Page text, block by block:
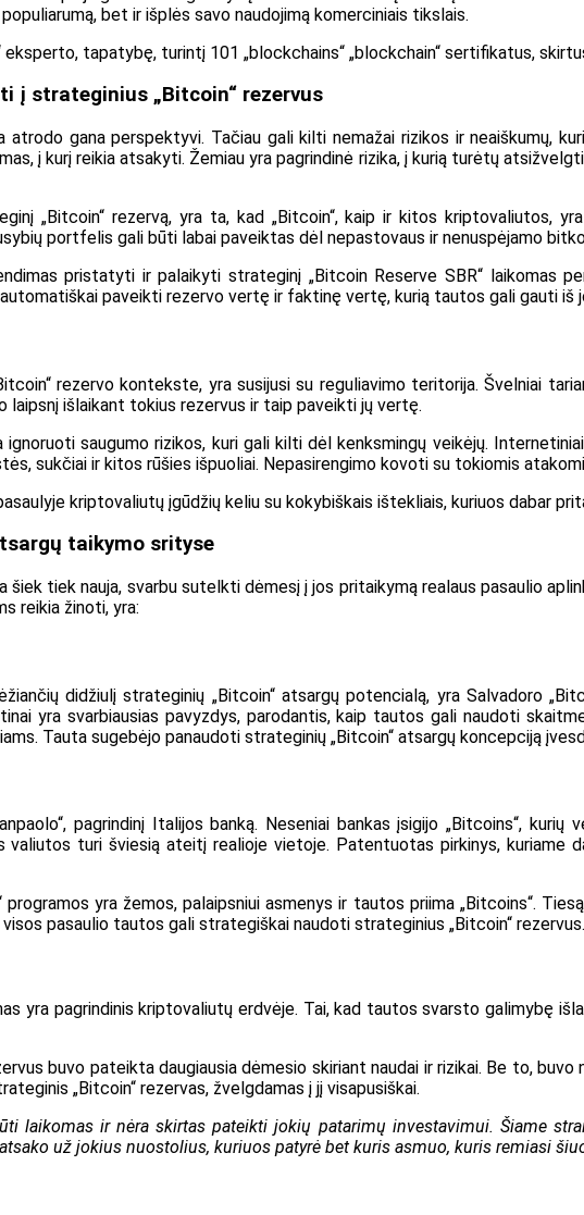
bet ir išplės savo naudojimą komerciniais tikslais.
tapatybę, turintį 101 „blockchains“ „blockchain“ sertifikatus,
į strateginius „Bitcoin“ rezervus
atrodo gana perspektyvi. Tačiau gali kilti nemažai rizikos ir neaiškumų,
į kurį reikia atsakyti. Žemiau yra pagrindinė rizika, į kurią turėtų
„Bitcoin“ rezervą, yra ta, kad „Bitcoin“, kaip ir kitos kriptovaliutos,
portfelis gali būti labai paveiktas dėl nepastovaus ir nenuspėjamo
pristatyti ir palaikyti strateginį „Bitcoin Reserve SBR“
paveikti rezervo vertę ir faktinę vertę, kurią tautos gali gauti iš
rezervo kontekste, yra susijusi su reguliavimo teritorija. Švelniai
laipsnį išlaikant tokius rezervus ir taip paveikti jų vertę.
ignoruoti saugumo rizikos, kuri gali kilti dėl kenksmingų veikėjų.
sukčiai ir kitos rūšies išpuoliai. Nepasirengimo kovoti su tokiomis
kriptovaliutų įgūdžių keliu su kokybiškais ištekliais, kuriuos dabar
taikymo srityse
šiek tiek nauja, svarbu sutelkti dėmesį į jos pritaikymą realaus pasaulio
reikia žinoti, yra:
didžiulį strateginių „Bitcoin“ atsargų potencialą, yra Salvadoro
yra svarbiausias pavyzdys, parodantis, kaip tautos gali naudoti
Tauta sugebėjo panaudoti strateginių „Bitcoin“ atsargų koncepciją
pagrindinį Italijos banką. Neseniai bankas įsigijo „Bitcoins“,
turi šviesią ateitį realioje vietoje. Patentuotas pirkinys, kuriame
yra žemos, palaipsniui asmenys ir tautos priima „Bitcoins“.
pasaulio tautos gali strategiškai naudoti strateginius „Bitcoin“ rezervus.
yra pagrindinis kriptovaliutų erdvėje. Tai, kad tautos svarsto galimybę
buvo pateikta daugiausia dėmesio skiriant naudai ir rizikai. Be to,
„Bitcoin“ rezervas, žvelgdamas į jį visapusiškai.
laikomas ir nėra skirtas pateikti jokių patarimų investavimui. Šiame
už jokius nuostolius, kuriuos patyrė bet kuris asmuo, kuris remiasi